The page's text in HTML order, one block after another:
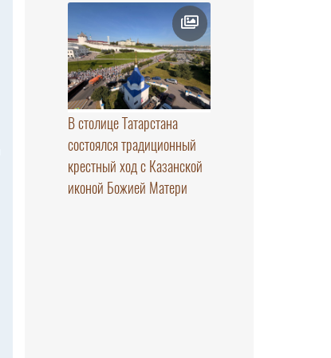
В столице Татарстана
состоялся традиционный
крестный ход с Казанской
иконой Божией Матери